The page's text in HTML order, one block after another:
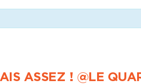
ASSEZ ! @LE